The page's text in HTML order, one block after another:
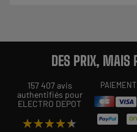
DES PRIX, MAIS
157 407 avis
authentifiés pour
ELECTRO DEPOT
★★★★★
★★★★★